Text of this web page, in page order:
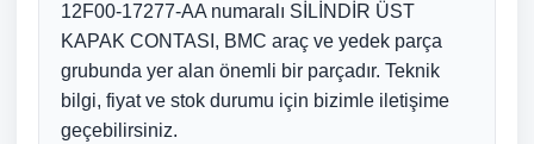
12F00-17277-AA numaralı SİLİNDİR ÜST
KAPAK CONTASI, BMC araç ve yedek parça
grubunda yer alan önemli bir parçadır. Teknik
bilgi, fiyat ve stok durumu için bizimle iletişime
geçebilirsiniz.